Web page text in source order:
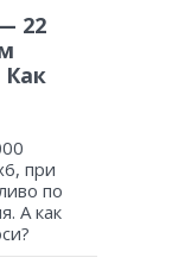
22
Как
при
по
А как